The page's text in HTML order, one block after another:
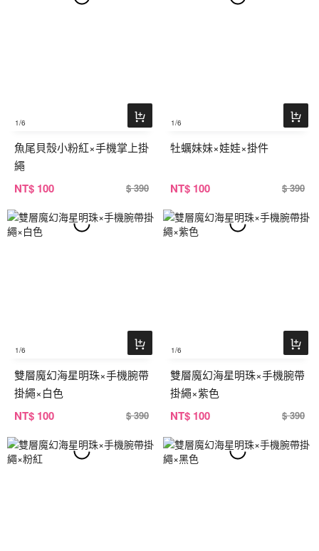
1/6
魚尾貝殼小粉紅×手機掌上掛
繩
NT$ 100 $ 390
1/6
牡蠣妹妹×娃娃×掛件
NT$ 100 $ 390
1/6
雙層魔幻海星明珠×手機腕帶
掛繩×白色
NT$ 100 $ 390
1/6
雙層魔幻海星明珠×手機腕帶
掛繩×紫色
NT$ 100 $ 390